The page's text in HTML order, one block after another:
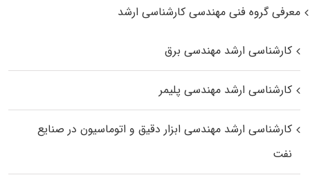
معرفی گروه فنی مهندسی کارشناسی ارشد
کارشناسی ارشد مهندسی برق
کارشناسی ارشد مهندسی پلیمر
کارشناسی ارشد مهندسی ابزار دقیق و اتوماسیون در صنایع
نفت